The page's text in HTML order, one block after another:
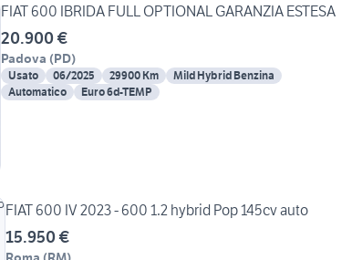
FIAT 600 IBRIDA FULL OPTIONAL GARANZIA ESTESA
20.900 €
Padova (PD)
Usato 06/2025 29900 Km
Mild Hybrid Benzina
Automatico
Euro 6d-TEMP
FIAT 600 IV 2023 - 600 1.2 hybrid Pop 145cv auto
15.950 €